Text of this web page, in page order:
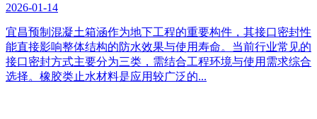
2026-01-14
宜昌预制混凝土箱涵作为地下工程的重要构件，其接口密封性
能直接影响整体结构的防水效果与使用寿命。当前行业常见的
接口密封方式主要分为三类，需结合工程环境与使用需求综合
选择。橡胶类止水材料是应用较广泛的...